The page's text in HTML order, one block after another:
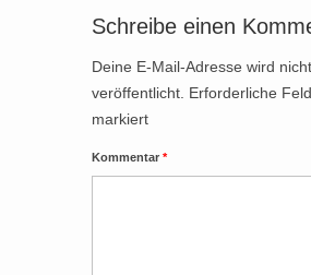
Schreibe einen
Deine E-Mail-Adresse wird nicht
veröffentlicht. Erforderliche
markiert
Kommentar *